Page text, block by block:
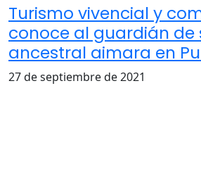
Turismo vivencial y
conoce al guardián de
ancestral aimara en
27 de septiembre de 2021